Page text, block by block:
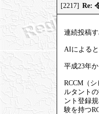
[2217] Re:
連続投稿
AIによると
平成23年
RCCM（
ルタント
ント登録
験を持つ